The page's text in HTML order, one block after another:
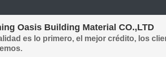
Oasis Building Material CO.,LTD
es lo primero, el mejor crédito, los